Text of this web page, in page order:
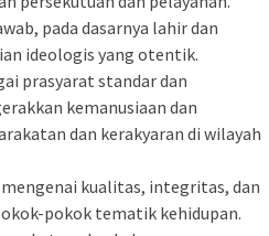
pada dasarnya lahir dan
ideologis yang otentik.
prasyarat standar dan
kemanusiaan dan
dan kerakyaran di wilayah
kualitas, integritas, dan
pokok tematik kehidupan.